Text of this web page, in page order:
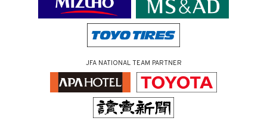
JFA NATIONAL TEAM PARTNER